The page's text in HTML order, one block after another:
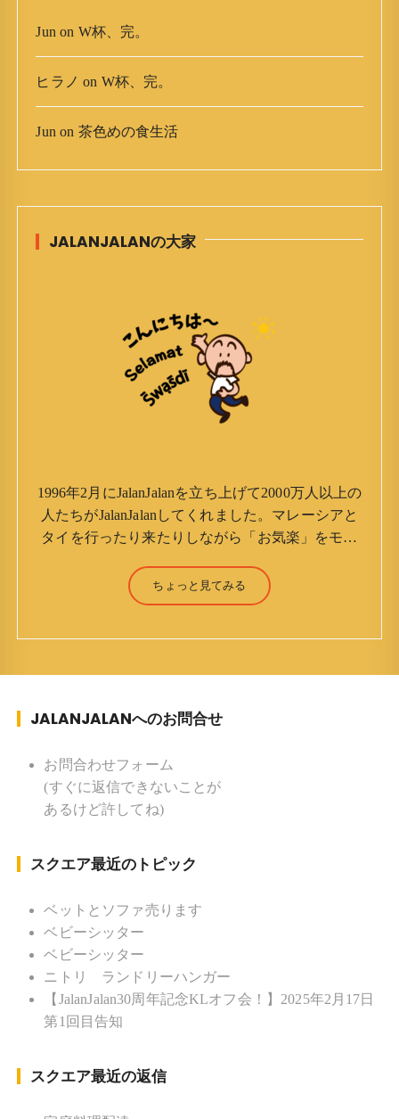
Jun on W杯、完。
ヒラノ on W杯、完。
Jun on 茶色めの食生活
JALANJALANの大家
1996年2月にJalanJalanを立ち上げて2000万人以上の
人たちがJalanJalanしてくれました。マレーシアと
タイを行ったり来たりしながら「お気楽」をモッ
（Jun Yamamori） 生年月日 ：1959年7月4日(61
才) 生まれ ：香港(3才まで) 育
ク ソフトボール
督 BKKソフトボール「おぼんこ
ぼん 」監督 マレーシア歴：1991年から31年目 タ
イ歴 ：2001年から21年目
ちょっと見てみる
JALANJALANへのお問合せ
お問合わせフォーム
(すぐに返信できないことが
あるけど許してね)
スクエア最近のトピック
ベットとソファ売ります
ベビーシッター
ベビーシッター
ニトリ ランドリーハンガー
【JalanJalan30周年記念KLオフ会！】2025年2月17日
第1回目告知
スクエア最近の返信